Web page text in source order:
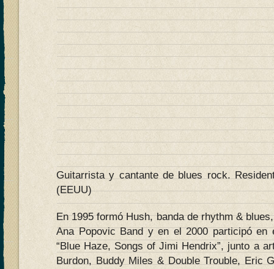
Guitarrista y cantante de blues rock.
(EEUU)
En 1995 formó Hush, banda de rhythm &
Ana Popovic Band y en el 2000 participó en
“Blue Haze, Songs of Jimi Hendrix”, junto a
Burdon, Buddy Miles & Double Trouble, Eric